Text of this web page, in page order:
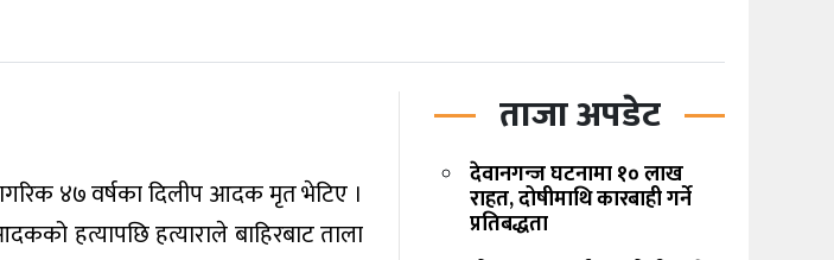
४७ वर्षका दिलीप आदक मृत भेटिए ।
हत्यापछि हत्याराले बाहिरबाट ताला
ताजा अपडेट
देवानगन्ज घटनामा १० लाख
राहत, दोषीमाथि कारबाही गर्ने
प्रतिबद्धता